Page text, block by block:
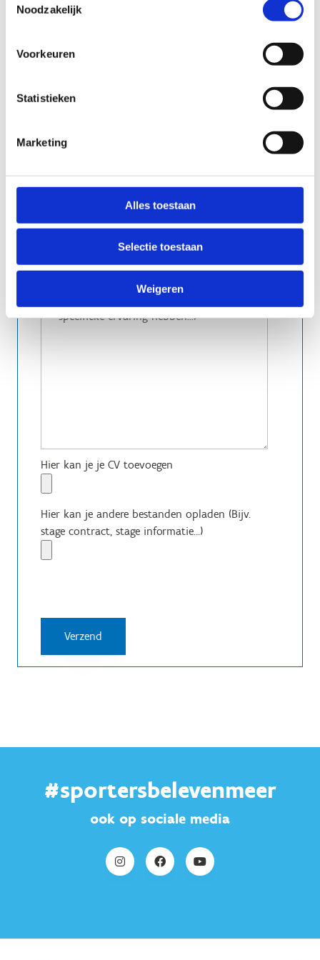
Noodzakelijk
Voorkeuren
Statistieken
Marketing
Alles toestaan
Selectie toestaan
Weigeren
Hier kan je je CV toevoegen
Hier kan je andere bestanden opladen (Bijv.
stage contract, stage informatie...)
#sportersbelevenmeer
ook op sociale media